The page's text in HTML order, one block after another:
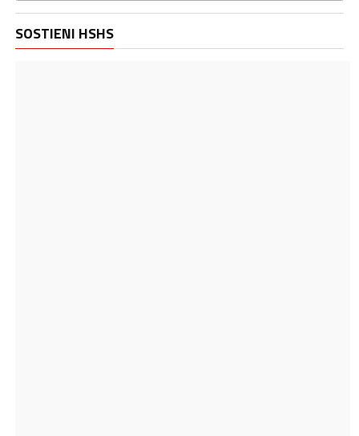
SOSTIENI HSHS